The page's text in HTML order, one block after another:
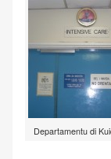
Departamentu di